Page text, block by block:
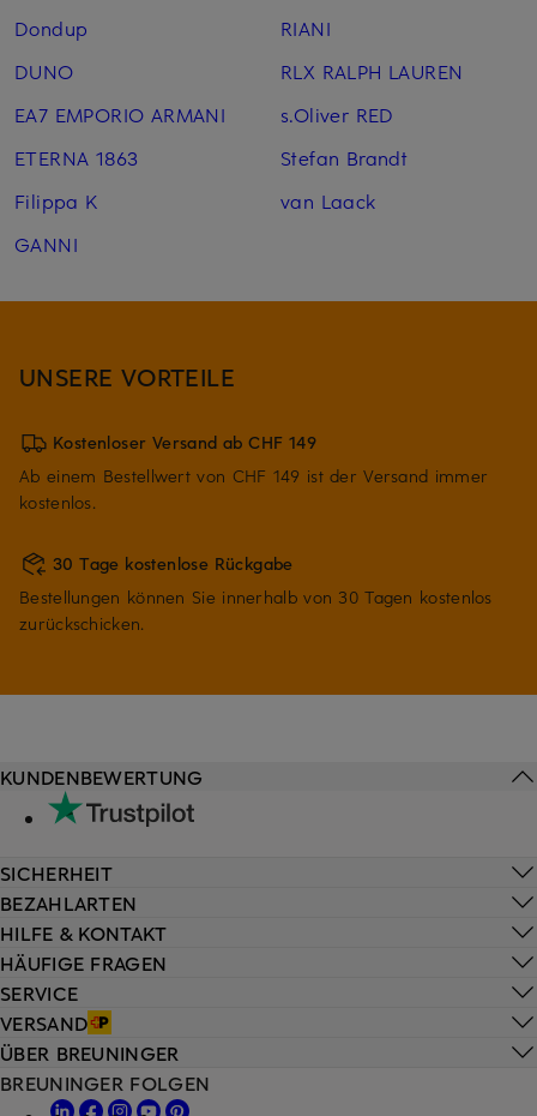
Dondup
DUNO
EA7 EMPORIO ARMANI
ETERNA 1863
Filippa K
GANNI
RIANI
RLX RALPH LAUREN
s.Oliver RED
Stefan Brandt
van Laack
UNSERE VORTEILE
Kostenloser Versand ab CHF 149
Ab einem Bestellwert von CHF 149 ist der Versand immer
kostenlos.
30 Tage kostenlose Rückgabe
Bestellungen können Sie innerhalb von 30 Tagen kostenlos
zurückschicken.
HILFE & KONTAKT
HÄUFIGE FRAGEN
SERVICE
VERSAND
KUNDENBEWERTUNG
SICHERHEIT
BEZAHLARTEN
ÜBER BREUNINGER
BREUNINGER FOLGEN